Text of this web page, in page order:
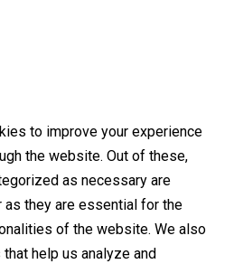
to improve your experience
the website. Out of these,
as necessary are
they are essential for the
of the website. We also
help us analyze and